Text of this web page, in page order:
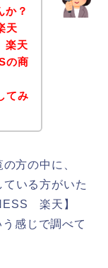
か？
天
楽天
の商
てみ
方の中に、
いる方がいた
楽天】
感じで調べて